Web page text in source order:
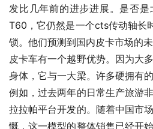
发比几年前的进步进展。是否
T60，它仍然是一个cts传动轴长
锁。他们预测到国内皮卡市场的未
皮卡车有一个越野优势。因为大
身体，它与一大梁。许多硬拥有
例如，过去两年的日常生产旅游
拉拉帕平台开发的。随着中国市
慨，这一模型的整体销售已经开